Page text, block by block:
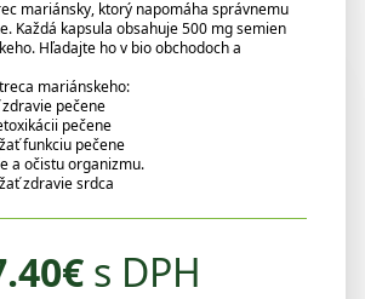
mariánsky, ktorý napomáha správnemu
Každá kapsula obsahuje 500 mg semien
Hľadajte ho v bio obchodoch a
mariánskeho:
pečene
pečene
funkciu pečene
a očistu organizmu.
zdravie srdca
€ s DPH